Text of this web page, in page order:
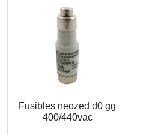
Fusibles neozed d0 gg
400/440vac